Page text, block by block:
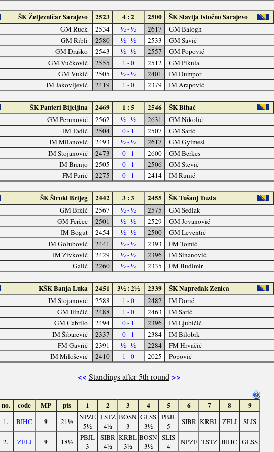
ŠK Željezničar Sarajevo 2523 4 : 2 2500 ŠK Slavija Istočno Sarajevo
GM Ruck 2534 ½ - ½ 2617
GM Balogh
GM Ribli
2580 ½ - ½ 2533
GM Savić
GM Draško
2543 ½ - ½ 2557
GM Popović
GM Vučković
2555 1 - 0 2512
GM Pikula
GM Vukić
2505 ½ - ½ 2401
IM Dumpor
IM Jakovljević
2419 1 - 0 2379 IM Arapović
ŠK Panteri Bijeljina 2469 1 : 5 2546 ŠK Bihać
GM Perunović 2562 ½ - ½ 2631
GM Nikolić
IM Tadić
2504 0 - 1 2507
GM Šarić
IM Milanović
2493 ½ - ½ 2617
GM Gyimesi
IM Stojanović
2473 0 - 1 2600
GM Berkes
IM Brenjo
2505 0 - 1 2506
GM Stević
FM Purić
2275 0 - 1 2414 IM Runić
ŠK Široki Brijeg 2442 3 : 3 2455 ŠK Tušanj Tuzla
GM Brkić 2567 ½ - ½ 2575
GM Sedlak
GM Ferčec
2501 ½ - ½ 2529
GM Jovanović
IM Bogut
2454 ½ - ½ 2500
GM Leventić
IM Golubović
2441 ½ - ½ 2393
FM Tomić
IM Živković
2429 ½ - ½ 2396
IM Sinanović
Galić
2260 ½ - ½ 2335 FM Budimir
KŠK Banja Luka 2451 3½ : 2½ 2339 ŠK Napredak Zenica
IM Stojanović 2588 1 - 0 2482
IM Dorić
GM Ilinčić
2488 1 - 0 2463
IM Šarić
GM Čabrilo
2494 0 - 1 2396
IM Ljubičić
IM Šibarević
2337 0 - 1 2384
IM Bilobrk
FM Gavrić
2391 ½ - ½ 2284
FM Hrvačić
IM Milošević
2410 1 - 0 2025 Popović
<< Standings after 5th round >>
no. code MP pts 1 2 3 4 5 6 7 8 9
1. BIHC 9 21½
NPZE
5½
TSTZ
4½
BOSN
3
GLSS
3½
PBJL
5
SIBR KRBL ZELJ SLIS
2. ZELJ 9 18½
PBJL
3
SIBR
4½
KRBL
3½
BOSN
3½
SLIS
4
NPZE TSTZ BIHC GLSS